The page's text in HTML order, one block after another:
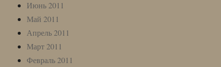
Июнь 2011
Май 2011
Апрель 2011
Март 2011
Февраль 2011